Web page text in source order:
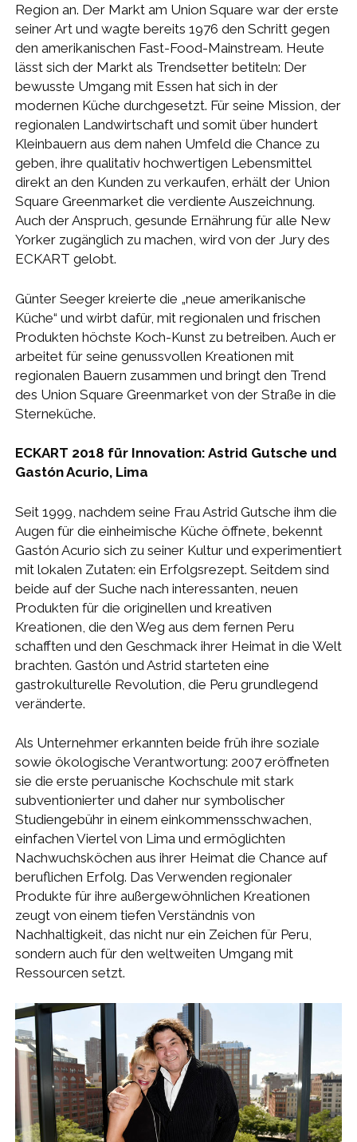
Region an. Der Markt am Union Square war der erste
seiner Art und wagte bereits 1976 den Schritt gegen
den amerikanischen Fast-Food-Mainstream. Heute
lässt sich der Markt als Trendsetter betiteln: Der
bewusste Umgang mit Essen hat sich in der
modernen Küche durchgesetzt. Für seine Mission, der
regionalen Landwirtschaft und somit über hundert
Kleinbauern aus dem nahen Umfeld die Chance zu
geben, ihre qualitativ hochwertigen Lebensmittel
direkt an den Kunden zu verkaufen, erhält der Union
Square Greenmarket die verdiente Auszeichnung.
Auch der Anspruch, gesunde Ernährung für alle New
Yorker zugänglich zu machen, wird von der Jury des
ECKART gelobt.
Günter Seeger kreierte die „neue amerikanische
Küche“ und wirbt dafür, mit regionalen und frischen
Produkten höchste Koch-Kunst zu betreiben. Auch er
arbeitet für seine genussvollen Kreationen mit
regionalen Bauern zusammen und bringt den Trend
des Union Square Greenmarket von der Straße in die
Sterneküche.
ECKART 2018 für Innovation: Astrid Gutsche und
Gastón Acurio, Lima
Seit 1999, nachdem seine Frau Astrid Gutsche ihm die
Augen für die einheimische Küche öffnete, bekennt
Gastón Acurio sich zu seiner Kultur und experimentiert
mit lokalen Zutaten: ein Erfolgsrezept. Seitdem sind
beide auf der Suche nach interessanten, neuen
Produkten für die originellen und kreativen
Kreationen, die den Weg aus dem fernen Peru
schafften und den Geschmack ihrer Heimat in die Welt
brachten. Gastón und Astrid starteten eine
gastrokulturelle Revolution, die Peru grundlegend
veränderte.
Als Unternehmer erkannten beide früh ihre soziale
sowie ökologische Verantwortung: 2007 eröffneten
sie die erste peruanische Kochschule mit stark
subventionierter und daher nur symbolischer
Studiengebühr in einem einkommensschwachen,
einfachen Viertel von Lima und ermöglichten
Nachwuchsköchen aus ihrer Heimat die Chance auf
beruflichen Erfolg. Das Verwenden regionaler
Produkte für ihre außergewöhnlichen Kreationen
zeugt von einem tiefen Verständnis von
Nachhaltigkeit, das nicht nur ein Zeichen für Peru,
sondern auch für den weltweiten Umgang mit
Ressourcen setzt.